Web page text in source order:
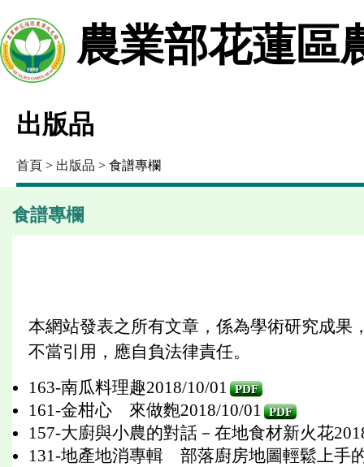
農業部花蓮區
出版品
首頁 > 出版品 > 食譜專欄
食譜專欄
本網站發表之所有文章，係為學術研究成果
不當引用，應自負法律責任。
163-南瓜料理趣2018/10/01
PDF
161-金柑心 來做麭2018/10/01 PDF
157-大廚與小農的對話－在地食材新火花
131-地產地消專輯 部落廚房地圖輕鬆上手